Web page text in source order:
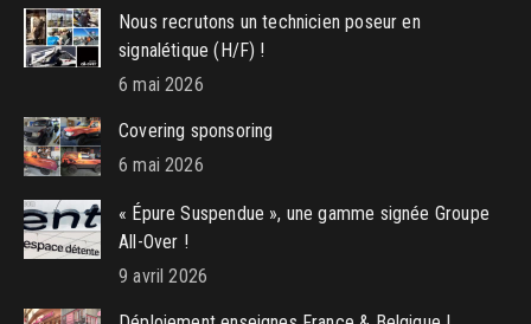
in
new
window
in
new
window
in
new
window
Nous recrutons un technicien poseur en
signalétique (H/F) !
6 mai 2026
Covering sponsoring
6 mai 2026
« Épure Suspendue », une gamme signée Groupe
All-Over !
9 avril 2026